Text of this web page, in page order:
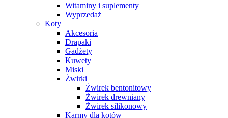
Witaminy i suplementy
Wyprzedaż
Koty
Akcesoria
Drapaki
Gadżety
Kuwety
Miski
Żwirki
Żwirek bentonitowy
Żwirek drewniany
Żwirek silikonowy
Karmy dla kotów